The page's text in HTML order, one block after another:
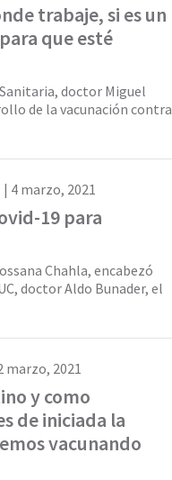
trabaje, si es un
que esté
doctor Miguel
de la vacunación contra
| 4 marzo, 2021
19 para
Chahla, encabezó
doctor Aldo Bunader, el
marzo, 2021
y como
de iniciada la
vacunando